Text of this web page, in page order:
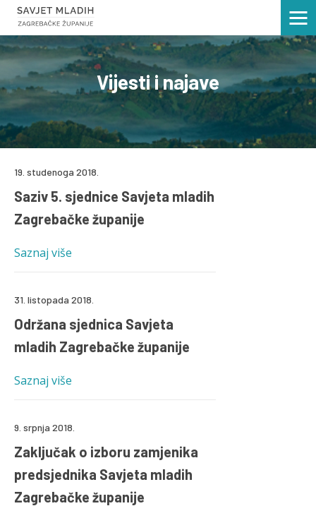
Vijesti i najave
19. studenoga 2018.
Saziv 5. sjednice Savjeta mladih
Zagrebačke županije
Saznaj više
31. listopada 2018.
Održana sjednica Savjeta
mladih Zagrebačke županije
Saznaj više
9. srpnja 2018.
Zaključak o izboru zamjenika
predsjednika Savjeta mladih
Zagrebačke županije